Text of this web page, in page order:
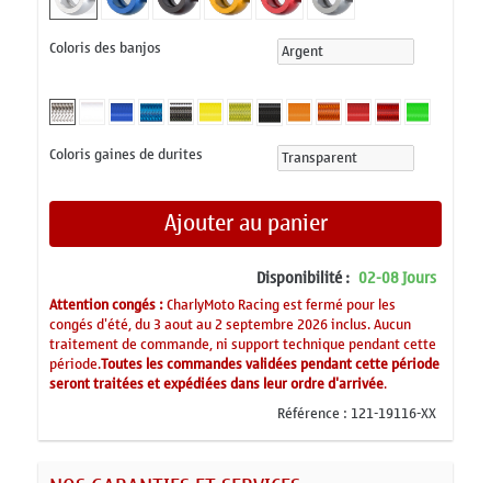
Coloris des banjos
Coloris gaines de durites
Ajouter au panier
Disponibilité : 02-08 Jours
Attention congés :CharlyMoto Racing est fermé pour les
congés d'été, du 3 aout au 2 septembre 2026 inclus. Aucun
traitement de commande, ni support technique pendant cette
période.Toutes les commandes validées pendant cette période
seront traitées et expédiées dans leur ordre d'arrivée.
Référence : 121-19116-XX